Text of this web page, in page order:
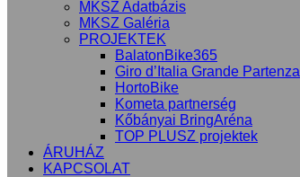
MKSZ Adatbázis
MKSZ Galéria
PROJEKTEK
BalatonBike365
Giro d’Italia Grande Partenza
HortoBike
Kometa partnerség
Kőbányai BringAréna
TOP PLUSZ projektek
ÁRUHÁZ
KAPCSOLAT